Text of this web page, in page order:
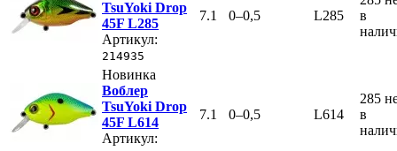
TsuYoki Drop
45F L285
Артикул:
214935
7.1 0–0,5 L285
в
Новинка
Воблер
TsuYoki Drop
45F L614
Артикул:
7.1 0–0,5 L614
285
в